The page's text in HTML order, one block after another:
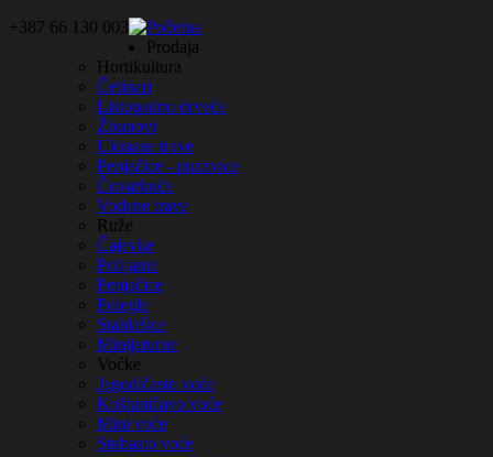
+387 66 130 003
Početna
Prodaja
Hortikultura
Četinari
Listopadno drveće
Žbunovi
Ukrasne trave
Penjačice - puzavice
Čuvarkuće
Vodene trave
Ruže
Čajevke
Polijante
Penjačice
Polegle
Stablašice
Minijaturne
Voćke
Jagodičasto voće
Koštuničavo voće
Mini voće
Stubasto voće